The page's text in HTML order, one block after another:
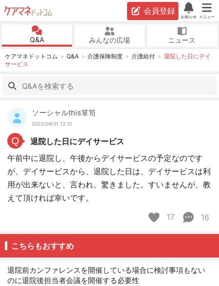
会員登録
お知らせ メニュー
Q&A みんなの広場 ニュース
ケアマネドットコム Q&A 介護保険制度 介護給付
退院した日にデイ
サービス
ソーシャルthis箪笥
2022/04/01 12:31
Q
退院した日にデイサービス
午前中に退院し、午後からデイサービスの予定なのです
が、デイサービスから、退院した日は、デイサービスは利
用が出来ないと、言われ、驚きました。すいませんが、教
えて頂ければ幸いです。
17
16
こちらもおすすめ
退院前カンファレンスを開催している場合に検討事項もない
のに退院後担当者会議を開催する必要性